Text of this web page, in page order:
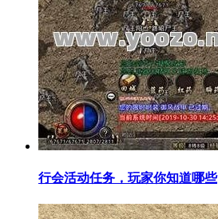
行会活动任务，玩家你知道哪些